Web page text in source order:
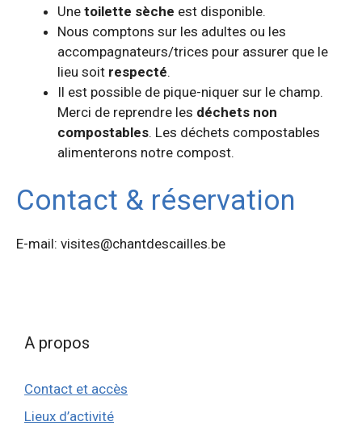
Une toilette sèche est disponible.
Nous comptons sur les adultes ou les
accompagnateurs/trices pour assurer que le
lieu soit respecté.
Il est possible de pique-niquer sur le champ.
Merci de reprendre les déchets non
compostables. Les déchets compostables
alimenterons notre compost.
Contact & réservation
E-mail: visites@chantdescailles.be
A propos
Contact et accès
Lieux d’activité